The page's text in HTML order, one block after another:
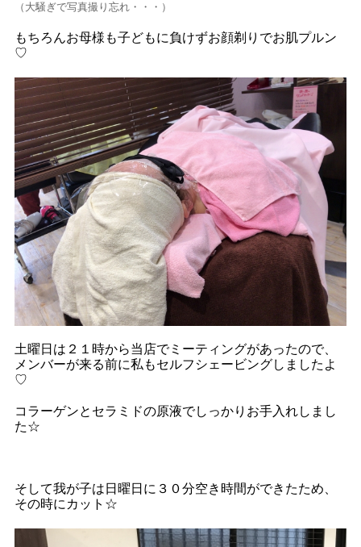
（大騒ぎで写真撮り忘れ・・・）
もちろんお母様も子どもに負けずお顔剃りでお肌プルン
♡
土曜日は２１時から当店でミーティングがあったので、
メンバーが来る前に私もセルフシェービングしましたよ
♡
コラーゲンとセラミドの原液でしっかりお手入れしまし
た☆
そして我が子は日曜日に３０分空き時間ができたため、
その時にカット☆